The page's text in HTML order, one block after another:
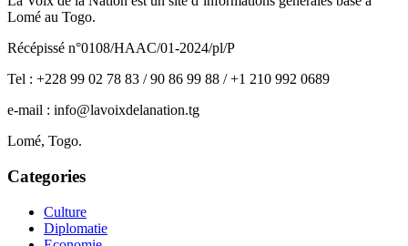
Lomé au Togo.
Récépissé n°0108/HAAC/01-2024/pl/P
Tel : +228 99 02 78 83 / 90 86 99 88 / +1 210 992 0689
e-mail : info@lavoixdelanation.tg
Lomé, Togo.
Categories
Culture
Diplomatie